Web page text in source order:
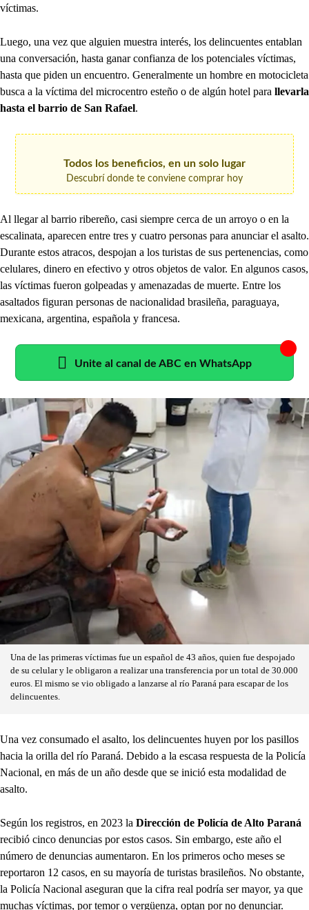
víctimas.
Luego, una vez que alguien muestra interés, los delincuentes entablan
una conversación, hasta ganar confianza de los potenciales víctimas,
hasta que piden un encuentro. Generalmente un hombre en motocicleta
busca a la víctima del microcentro esteño o de algún hotel para llevarla
hasta el barrio de San Rafael.
Todos los beneficios, en un solo lugar
Descubrí donde te conviene comprar hoy
Al llegar al barrio ribereño, casi siempre cerca de un arroyo o en la
escalinata, aparecen entre tres y cuatro personas para anunciar el asalto.
Durante estos atracos, despojan a los turistas de sus pertenencias, como
celulares, dinero en efectivo y otros objetos de valor. En algunos casos,
las víctimas fueron golpeadas y amenazadas de muerte. Entre los
asaltados figuran personas de nacionalidad brasileña, paraguaya,
mexicana, argentina, española y francesa.
Unite al canal de ABC en WhatsApp
Una de las primeras víctimas fue un español de 43 años, quien fue despojado
de su celular y le obligaron a realizar una transferencia por un total de 30.000
euros. El mismo se vio obligado a lanzarse al río Paraná para escapar de los
delincuentes.
Una vez consumado el asalto, los delincuentes huyen por los pasillos
hacia la orilla del río Paraná. Debido a la escasa respuesta de la Policía
Nacional, en más de un año desde que se inició esta modalidad de
asalto.
Según los registros, en 2023 la Dirección de Policía de Alto Paraná
recibió cinco denuncias por estos casos. Sin embargo, este año el
número de denuncias aumentaron. En los primeros ocho meses se
reportaron 12 casos, en su mayoría de turistas brasileños. No obstante,
la Policía Nacional aseguran que la cifra real podría ser mayor, ya que
muchas víctimas, por temor o vergüenza, optan por no denunciar.